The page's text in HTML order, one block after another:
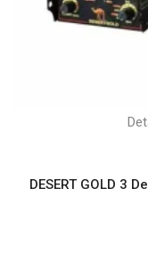
DESERT GOLD 3